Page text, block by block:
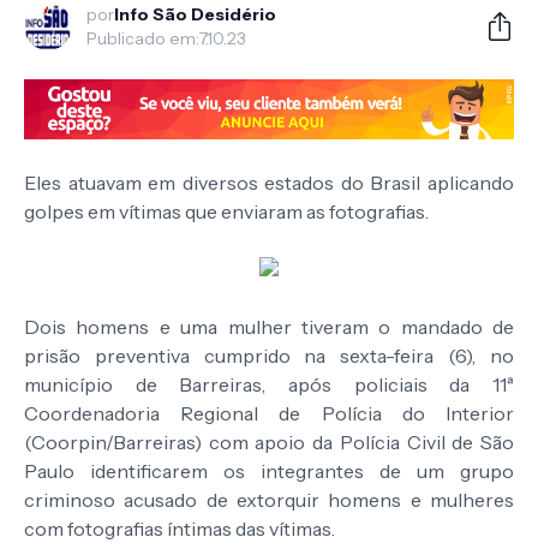
porInfo São Desidério
Publicado em:7.10.23
Eles atuavam em diversos estados do Brasil aplicando
golpes em vítimas que enviaram as fotografias.
Dois homens e uma mulher tiveram o mandado de
prisão preventiva cumprido na sexta-feira (6), no
município de Barreiras, após policiais da 11ª
Coordenadoria Regional de Polícia do Interior
(Coorpin/Barreiras) com apoio da Polícia Civil de São
Paulo identificarem os integrantes de um grupo
criminoso acusado de extorquir homens e mulheres
com fotografias íntimas das vítimas.